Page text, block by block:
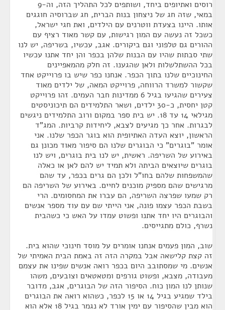
רוסים ואתיופים ביחד, ושותפים לכל התהליך הזה, וה-9
במאי, שזה חג של ניצחון בנות הברית, חג שברוסיה חוגגים
אותו. היינו בצעדת ווטרנים עם הילדים, ואת חגי ישראל,
כשכל זה נעשה עם המון רגישות, עם קשר מאוד רציף עם
ההורים גם טלפוני וגם ביקורים. אגב, עכשיו, בשריפה, יש לנו
שתי סבתות שהיו עם הבנות שלהן בכפר והן יחד אתנו עכשיו
בכל ההשתלשלות ולאן שהגענו. זה חלק מהמאפיינים
החינוכיים שלנו בתוך הכפר. אנחנו כפר שיש בו פרוייקט אחד
שקשור למשרד הרווחה, פרוייקט המאה, של ילדים מאוד
צעירים שהגיעו בגיל 6 ממדינות חבר העמים. זהו פרוייקט
קטן יחסית, כ-30 ילדים, ושאר התלמידים הם תיכוניסטים
מגילאי 14 עד 18. יש בית ספר במקום ורוב התלמידים ניגשים
לבגרות. אחר כך מגיעים לצבא, ליחידות קרביות. המג"ד
הראשון, יוצא העדה האתיופית הוא בוגר הכפר שלנו. אני
אומר "בוגרים" כי הבוגרים שלנו הם סיפור מאוד מכונן גם
באירוע של השריפה. ראשית, יש לנו בית בוגרים, ויש לנו
בוגרים שיוצאים הביתה ולא תמיד יש להם לאן או כאלה
שהמשפחות שלהם בחו"ל ולכן הם גרים בכפר, עד שהם
מרגישים שהם מספיק מוכנים לחיים. באירוע של השריפה הם
רק שמעו שפרצה השריפה, הם עברו את המחסומים. הרי
בשבת הכפר עצמו פונה, אני הייתי שם עם עוד מספר אנשים
והבוגרים היו יחד אתנו ופשוט עמדו על האש כי כשהבית
נשרף, כולם מתגייסים.
שוב, המון פעמים אנחנו אומרים על מוסד חינוכי שהוא בית.
זה קצת קלישאה אבל במקרה הזה זה באמת הבית האמיתי של
אנשים. מי שמסתובב היום בכפר רואה אנשים שפינו את עצמם
מעבודה, מצבא, ופשוט גורפים ומטאטאים וצובעים, משהו
שנותן לנו המון כוח. הסיפור הזה של הבוגרים, אגב, מדובר
בילד שמגיע בגיל 14 או 15 לכפר, כשהוא רואה את הבוגרים
הוא מבין שהסיפור עם ימין אורד לא נגמר בגיל 18 אלא הוא